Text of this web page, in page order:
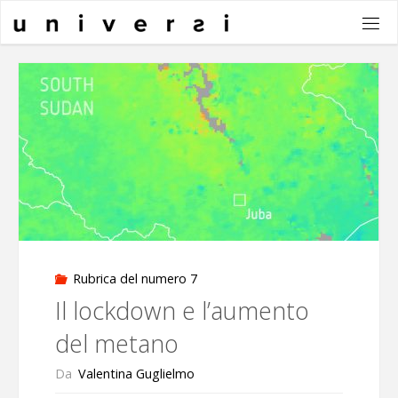
Rubrica del numero 7
Il lockdown e l’aumento
del metano
Da Valentina Guglielmo